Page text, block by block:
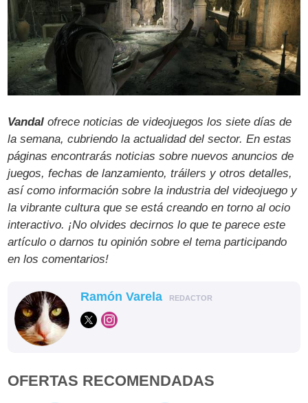
Vandal ofrece noticias de videojuegos los siete días de
la semana, cubriendo la actualidad del sector. En estas
páginas encontrarás noticias sobre nuevos anuncios de
juegos, fechas de lanzamiento, tráilers y otros detalles,
así como información sobre la industria del videojuego y
la vibrante cultura que se está creando en torno al ocio
interactivo. ¡No olvides decirnos lo que te parece este
artículo o darnos tu opinión sobre el tema participando
en los comentarios!
Ramón Varela REDACTOR
OFERTAS RECOMENDADAS